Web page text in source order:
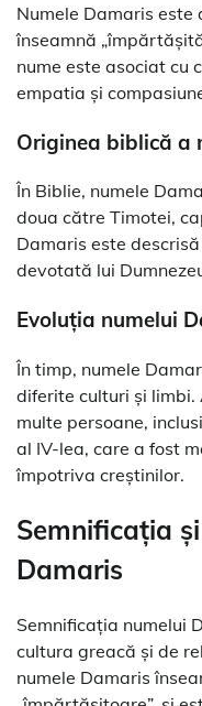
Numele Damaris este
înseamnă
nume este asociat cu
empatia și
Originea biblică a
În Biblie, numele
doua către Timotei,
Damaris este
devotată lui
Evoluția numelui
În timp, numele
diferite culturi și
multe persoane,
al IV-lea, care a fost
împotriva creștinilor.
Semnificația
Damaris
Semnificația numelui
cultura greacă și de
numele Damaris